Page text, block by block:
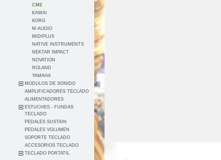
CME
KAWAI
KORG
M-AUDIO
MIDIPLUS
NATIVE INSTRUMENTS
NEKTAR IMPACT
NOVATION
ROLAND
YAMAHA
MODULOS DE SONIDO
AMPLIFICADORES TECLADO
ALIMENTADORES
ESTUCHES - FUNDAS
TECLADO
PEDALES SUSTAIN
PEDALES VOLUMEN
SOPORTE TECLADO
ACCESORIOS TECLADO
TECLADO PORTATIL